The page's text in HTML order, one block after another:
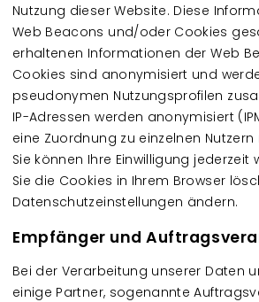
Nutzung dieser Website. Diese
Web Beacons und/oder Cookies
erhaltenen Informationen der Web
Cookies sind anonymisiert und
pseudonymen Nutzungsprofilen
IP-Adressen werden anonymisiert
eine Zuordnung zu einzelnen
Sie können Ihre Einwilligung jederzeit
Sie die Cookies in Ihrem Browser
Datenschutzeinstellungen ändern.
Empfänger und
Bei der Verarbeitung unserer Daten
einige Partner, sogenannte